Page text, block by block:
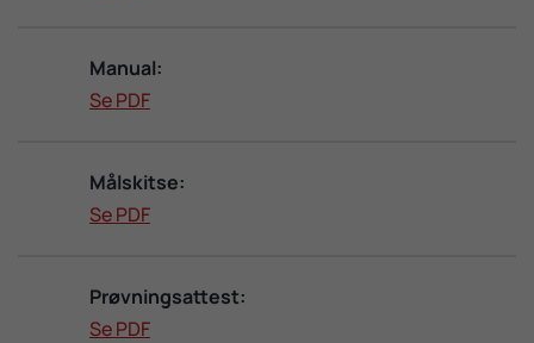
Manual:
Se PDF
Målskitse:
Se PDF
Prøvningsattest:
Se PDF